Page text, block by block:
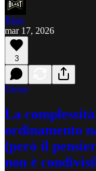
Blast
mar 17, 2026
3
Diritto
La
ordinamento
(però il
non è